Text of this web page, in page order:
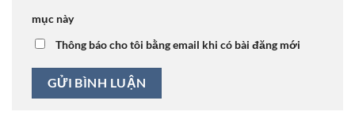
mục này
Thông báo cho tôi bằng email khi có bài đăng mới